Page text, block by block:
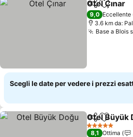
Condividi
Otel Çınar
9,0 Eccellente
3.6 km da:
Base a Blois
Scegli le date per vedere i prezzi
Condividi
Otel Büyük
5 Stelle
8,1 Ottima